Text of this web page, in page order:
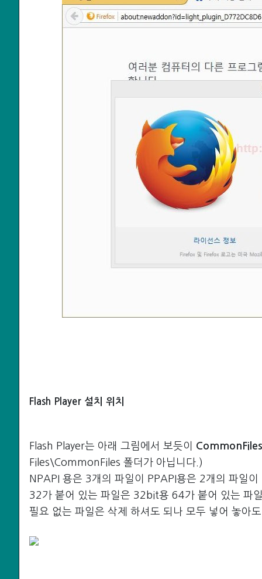
Flash Player 설치 위치
Flash Player는 아래 그림에서 보듯이
Files\CommonFiles 폴더가 아닙 니다.)
NPAPI 용은 3개의 파일이 PPAPI용은 2개의 파일이
32가 붙어 있는 파일은 32bit용 64가 붙어 있는 파
필요 없는 파일은 삭제 하셔도 되나 모두 넣어 놓아